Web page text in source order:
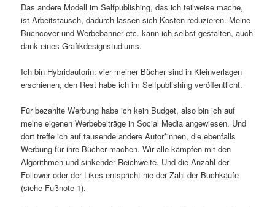
Das andere Modell im Selfpublishing, das ich teilweise mache,
ist Arbeitstausch, dadurch lassen sich Kosten reduzieren. Meine
Buchcover und Werbebanner etc. kann ich selbst gestalten, auch
dank eines Grafikdesignstudiums.
Ich bin Hybridautorin: vier meiner Bücher sind in Kleinverlagen
erschienen, den Rest habe ich im Selfpublishing veröffentlicht.
Für bezahlte Werbung habe ich kein Budget, also bin ich auf
meine eigenen Werbebeiträge in Social Media angewiesen. Und
dort treffe ich auf tausende andere Autor*innen, die ebenfalls
Werbung für ihre Bücher machen. Wir alle kämpfen mit den
Algorithmen und sinkender Reichweite. Und die Anzahl der
Follower oder der Likes entspricht nie der Zahl der Buchkäufe
(siehe Fußnote 1).